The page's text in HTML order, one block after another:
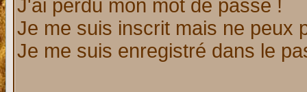
J'ai perdu mon mot de passe !
Je me suis inscrit mais ne peux
Je me suis enregistré dans le